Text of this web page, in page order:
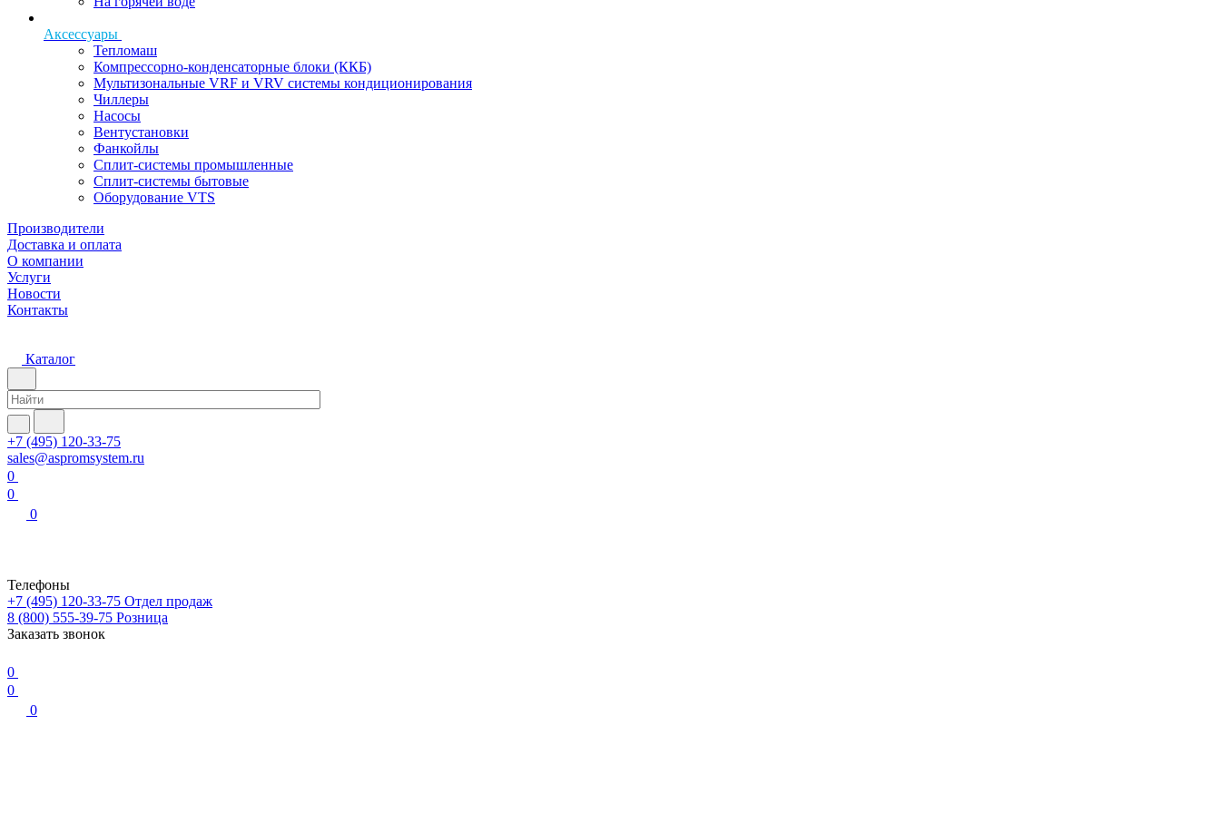
Аксессуары
Тепломаш
Компрессорно-конденсаторные блоки (ККБ)
Мультизональные VRF и VRV системы кондиционирования
Чиллеры
Насосы
Вентустановки
Фанкойлы
Сплит-системы промышленные
Сплит-системы бытовые
Оборудование VTS
Производители
Доставка и оплата
О компании
Услуги
Новости
Контакты
Каталог
+7 (495) 120-33-75
sales@aspromsystem.ru
0
0
0
Телефоны
+7 (495) 120-33-75 Отдел продаж
8 (800) 555-39-75 Розница
Заказать звонок
0
0
0